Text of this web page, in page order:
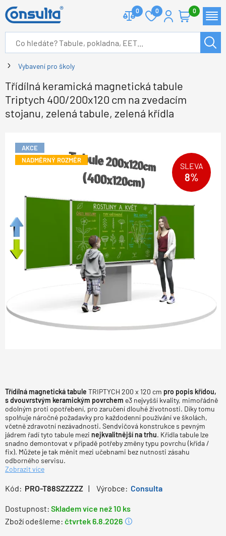
0 0 0
Vybavení pro školy
Třídílná keramická magnetická tabule
Triptych 400/200x120 cm na zvedacím
stojanu, zelená tabule, zelená křídla
AKCE
SLEVA
8%
NADMĚRNÝ ROZMĚR
Třídílná magnetická tabule TRIPTYCH 200 x 120 cm pro popis křídou,
s dvouvrstvým keramickým povrchem e3 nejvyšší kvality, mimořádně
odolným proti opotřebení, pro zaručení dlouhé životnosti. Díky tomu
spolňuje náročné požadavky pro každodenní používání ve školách,
včetně zdravotní nezávadnosti. Sendvičová konstrukce s pevným
jádrem řadí tyto tabule mezi nejkvalitnější na trhu. Křídla tabule lze
snadno demontovat v případě potřeby změny typu povrchu (křída /
fix). Můžete je tak měnit mezi učebnami bez nutnosti zásahu
odborného servisu.
Zobrazit více
Kód: PRO-T88SZZZZZ Výrobce: Consulta
Dostupnost: Skladem více než 10 ks
Zboží odešleme: čtvrtek 6.8.2026